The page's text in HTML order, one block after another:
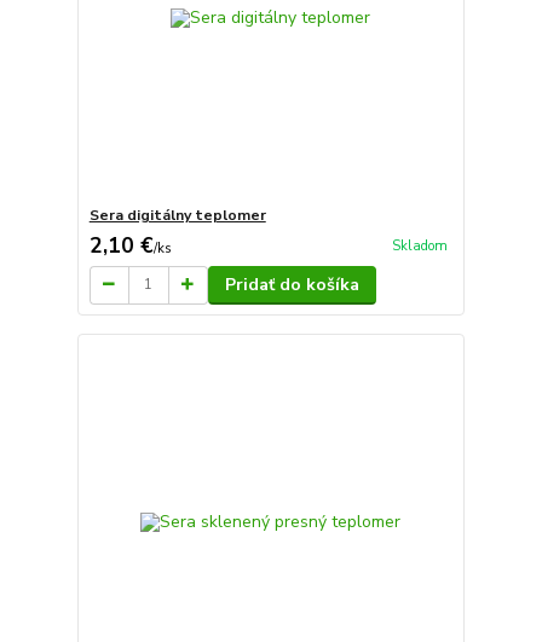
Sera digitálny teplomer
2,10 €/ks Skladom
Pridať do košíka